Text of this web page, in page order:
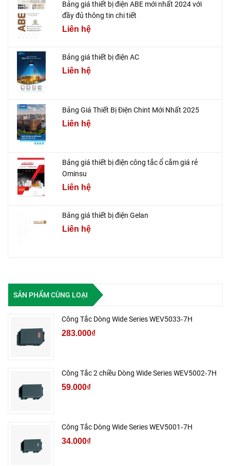
Bảng giá thiết bị điện ABE mới nhất 2024 với
đầy đủ thông tin chi tiết
Liên hệ
Bảng giá thiết bị điện AC
Liên hệ
Bảng Giá Thiết Bị Điện Chint Mới Nhất 2025
Liên hệ
Bảng giá thiết bị điện công tắc ổ cắm giá rẻ
Ominsu
Liên hệ
Bảng giá thiết bị điện Gelan
Liên hệ
SẢN PHẨM CÙNG LOẠI
Công Tắc Dòng Wide Series WEV5033‑7H
283.000₫
Công Tắc 2 chiều Dòng Wide Series WEV5002‑7H
59.000₫
Công Tắc Dòng Wide Series WEV5001‑7H
34.000₫